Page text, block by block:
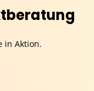
in Aktion.